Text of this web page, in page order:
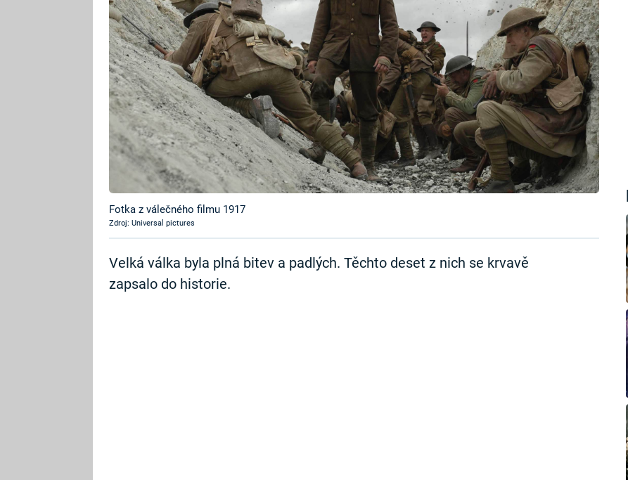
Fotka z válečného filmu 1917
Zdroj: Universal pictures
Velká válka byla plná bitev a padlých. Těchto deset z nich se krvavě
zapsalo do historie.